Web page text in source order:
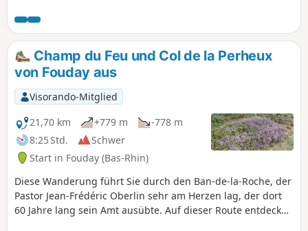
eine Ikone für alle Generationen von Elsässern.Diese
schöne Rundwanderung, die zu 70 % durch den Wald führt
und für Fußgänger sowie bei Schnee für
Schneeschuhwanderer gedacht ist, verläuft größtenteils auf
Wanderwegen und einigen markierten Waldwegen auf
präpariertem Schnee.Zwei schöne Felsen, prächtige Bäume
und reizvolle Aussichtspunkte säumen diese
abwechslungsreiche Route.Eine schöne Schutzhütte fast am
Ende der Strecke und Verpflegungsmöglichkeiten an beiden
Enden.
Champ du Feu und Col de la Perheux
von Fouday aus
Visorando-Mitglied
21,70 km
+779 m
-778 m
8:25 Std.
Schwer
Start in Fouday (Bas-Rhin)
Diese Wanderung führt Sie durch den Ban-de-la-Roche, der
Pastor Jean-Frédéric Oberlin sehr am Herzen lag, der dort
60 Jahre lang sein Amt ausübte. Auf dieser Route entdecken